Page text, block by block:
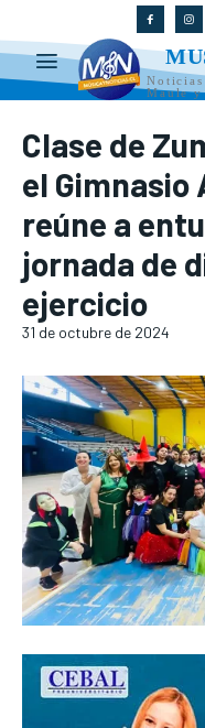
Maule
Clase de
el Gimnasio
reúne a
jornada de
ejercicio
31 de octubre de 2024